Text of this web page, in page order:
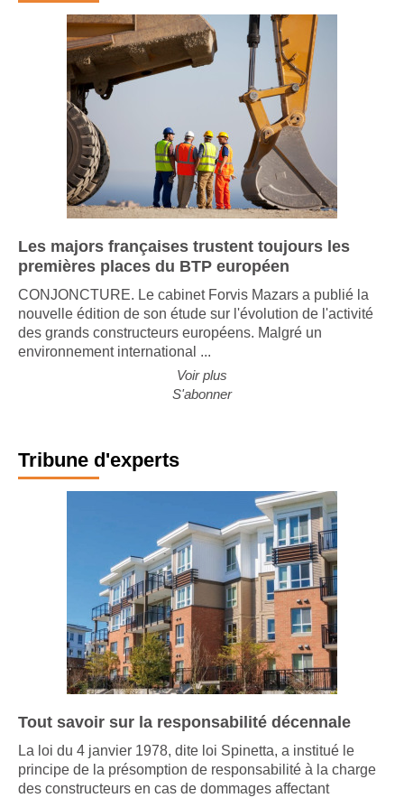
Les majors françaises trustent toujours les
premières places du BTP européen
CONJONCTURE. Le cabinet Forvis Mazars a publié la
nouvelle édition de son étude sur l'évolution de l'activité
des grands constructeurs européens. Malgré un
Voir plus
Tribune d'experts
Tout savoir sur la responsabilité décennale
La loi du 4 janvier 1978, dite loi Spinetta, a institué le
principe de la présomption de responsabilité à la charge